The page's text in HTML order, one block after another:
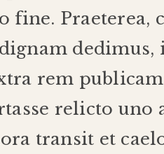
fine. Praeterea,
dignam dedimus,
rem publicam
relicto uno
transit et